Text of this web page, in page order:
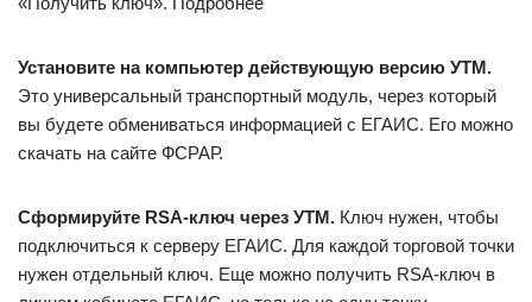
Установите на компьютер действующую версию УТМ.
Это универсальный транспортный модуль, через который
вы будете обмениваться информацией с ЕГАИС. Его можно
скачать на сайте ФСРАР.
Сформируйте RSA-ключ через УТМ. Ключ нужен, чтобы
подключиться к серверу ЕГАИС. Для каждой торговой точки
нужен отдельный ключ. Еще можно получить RSA-ключ в